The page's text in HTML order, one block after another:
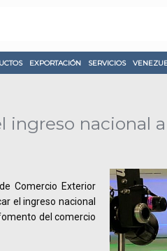
EXPORTACIÓN SERVICIOS
ingreso nacional
Comercio Exterior
el ingreso nacional
del comercio